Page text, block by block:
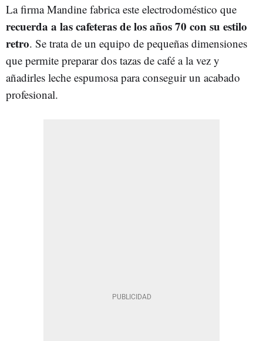
La firma Mandine fabrica este electrodoméstico que
recuerda a las cafeteras de los años 70 con su estilo
retro. Se trata de un equipo de pequeñas dimensiones
que permite preparar dos tazas de café a la vez y
añadirles leche espumosa para conseguir un acabado
profesional.